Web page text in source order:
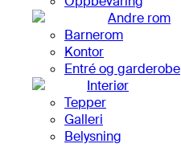
Andre rom
Barnerom
Kontor
Entré og garderobe
Interiør
Tepper
Galleri
Belysning